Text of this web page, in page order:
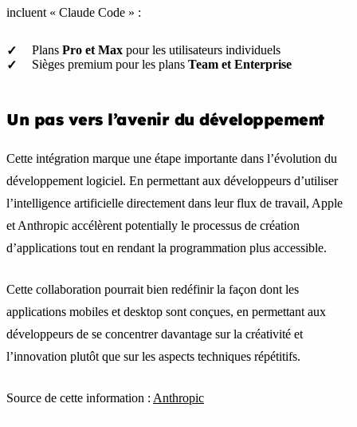
incluent « Claude Code » :
Plans Pro et Max pour les utilisateurs individuels
Sièges premium pour les plans Team et Enterprise
Un pas vers l’avenir du développement
Cette intégration marque une étape importante dans l’évolution du
développement logiciel. En permettant aux développeurs d’utiliser
l’intelligence artificielle directement dans leur flux de travail, Apple
et Anthropic accélèrent potentially le processus de création
d’applications tout en rendant la programmation plus accessible.
Cette collaboration pourrait bien redéfinir la façon dont les
applications mobiles et desktop sont conçues, en permettant aux
développeurs de se concentrer davantage sur la créativité et
l’innovation plutôt que sur les aspects techniques répétitifs.
Source de cette information : Anthropic